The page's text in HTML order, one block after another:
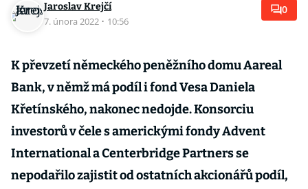
Jaroslav Krejčí
7. února 2022 · 10:56
0
K převzetí německého peněžního domu Aareal
Bank, v němž má podíl i fond Vesa Daniela
Křetínského, nakonec nedojde. Konsorciu
investorů v čele s americkými fondy Advent
International a Centerbridge Partners se
nepodařilo zajistit od ostatních akcionářů podíl,